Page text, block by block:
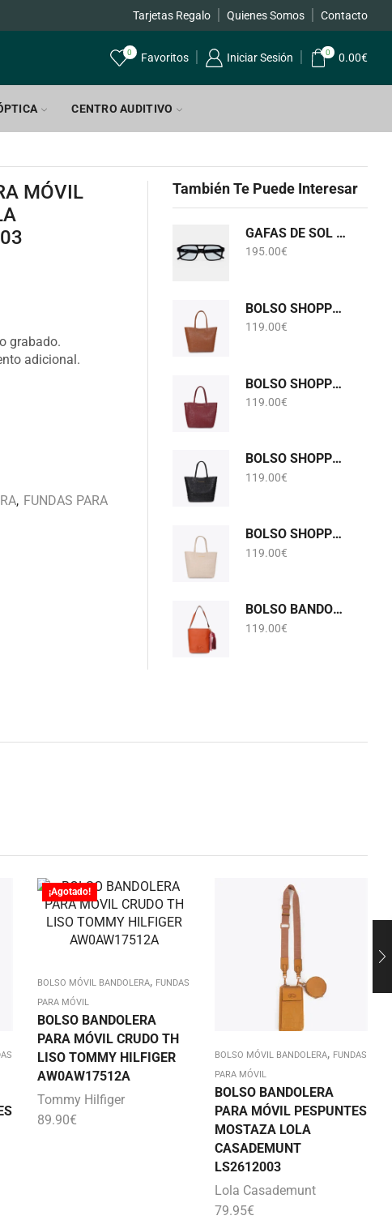
Envíos GRATIS a
Tarjetas Regalo Quienes Somos Contacto
0 Favoritos Iniciar Sesión 0 0.00€
CENTRO AUDITIVO
MÓVIL
grabado.
adicional.
, FUNDAS PARA
También Te Puede Interesar
GAFAS DE SOL KALEOS HEDLUND C005
195.00€
BOLSO SHOPPER MONOGRAMA CAMEL LOLA CASADEMUNT LF2604075
119.00€
BOLSO SHOPPER MONOGRAMA BURDEOS LOLA CASADEMUNT LF2604075
119.00€
BOLSO SHOPPER MONOGRAMA NEGRO LOLA CASADEMUNT LF2604075
119.00€
BOLSO SHOPPER MONOGRAMA PIEDRA GRIS PERLADO LOLA CASADEMUNT LF2604075
119.00€
BOLSO BANDOLERA EFECTO PIEL CON POMPONES NARANJA LOLA CASADEMUNT LF2604058
119.00€
¡Agotado!
BOLSO MÓVIL BANDOLERA, FUNDAS
PARA MÓVIL
BOLSO BANDOLERA
PARA MÓVIL CRUDO TH
LISO TOMMY HILFIGER
AW0AW17512A
Tommy Hilfiger
89.90€
BOLSO MÓVIL BANDOLERA, FUNDAS
PARA MÓVIL
BOLSO BANDOLERA
PARA MÓVIL PESPUNTES
MOSTAZA LOLA
CASADEMUNT
LS2612003
Lola Casademunt
79.95€